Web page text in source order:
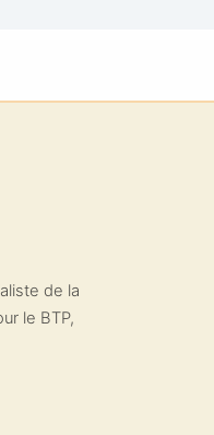
de la
le BTP,